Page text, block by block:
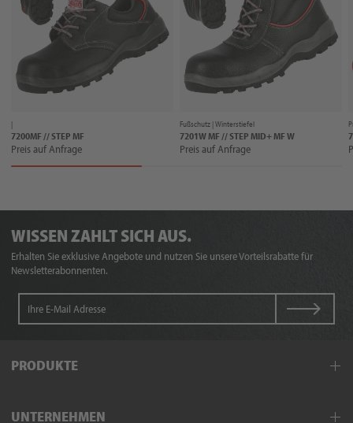
|
7200MF // STEP MF
Preis auf Anfrage
Fußschutz |Winterstiefel
7201W MF // STEP MID+ MF W
Preis auf Anfrage
WISSEN ZAHLT SICH AUS.
Erhalten Sie exklusive Angebote und nutzen Sie unsere Vorteilsrabatte für
Newsletterabonnenten.
PRODUKTE
UNTERNEHMEN